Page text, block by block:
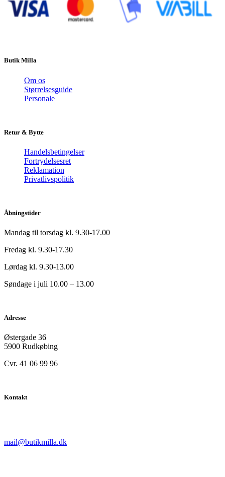
Butik Milla
Om os
Størrelsesguide
Personale
Retur & Bytte
Handelsbetingelser
Fortrydelsesret
Reklamation
Privatlivspolitik
Åbningstider
Mandag til torsdag kl. 9.30-17.00
Fredag kl. 9.30-17.30
Lørdag kl. 9.30-13.00
Søndage i juli 10.00 – 13.00
Adresse
Østergade 36
5900 Rudkøbing
Cvr. 41 06 99 96
Kontakt
mail@butikmilla.dk